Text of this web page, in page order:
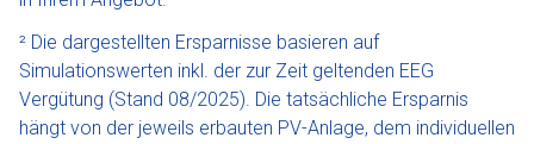
² Die dargestellten Ersparnisse basieren auf
Simulationswerten inkl. der zur Zeit geltenden EEG
Vergütung (Stand 08/2025). Die tatsächliche Ersparnis
hängt von der jeweils erbauten PV-Anlage, dem individuellen